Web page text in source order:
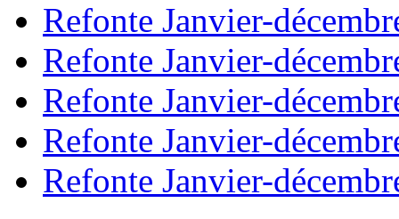
Refonte Janvier-
Refonte Janvier-
Refonte Janvier-
Refonte Janvier-
Refonte Janvier-